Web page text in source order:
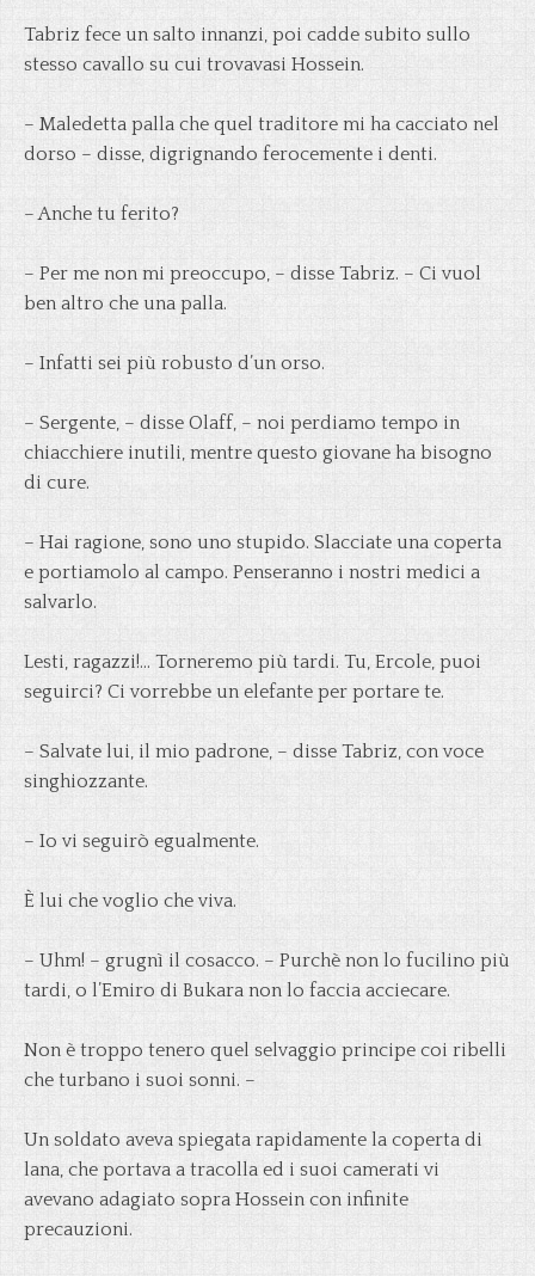
Tabriz fece un salto innanzi, poi cadde subito sullo
stesso cavallo su cui trovavasi Hossein.
– Maledetta palla che quel traditore mi ha cacciato nel
dorso – disse, digrignando ferocemente i denti.
– Anche tu ferito?
– Per me non mi preoccupo, – disse Tabriz. – Ci vuol
ben altro che una palla.
– Infatti sei più robusto d’un orso.
– Sergente, – disse Olaff, – noi perdiamo tempo in
chiacchiere inutili, mentre questo giovane ha bisogno
di cure.
– Hai ragione, sono uno stupido. Slacciate una coperta
e portiamolo al campo. Penseranno i nostri medici a
salvarlo.
Lesti, ragazzi!… Torneremo più tardi. Tu, Ercole, puoi
seguirci? Ci vorrebbe un elefante per portare te.
– Salvate lui, il mio padrone, – disse Tabriz, con voce
singhiozzante.
– Io vi seguirò egualmente.
È lui che voglio che viva.
– Uhm! – grugnì il cosacco. – Purchè non lo fucilino più
tardi, o l’Emiro di Bukara non lo faccia acciecare.
Non è troppo tenero quel selvaggio principe coi ribelli
che turbano i suoi sonni. –
Un soldato aveva spiegata rapidamente la coperta di
lana, che portava a tracolla ed i suoi camerati vi
avevano adagiato sopra Hossein con infinite
precauzioni.